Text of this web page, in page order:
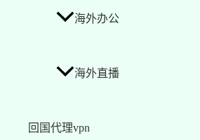
海外办公
海外直播
回国代理vpn